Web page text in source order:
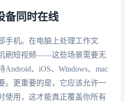
备同时在线
手机。在电脑上处理工作文
刷短视频——这些场景需要无
、iOS、Windows、mac
。更重要的是，它应该允许一
使用，这才能真正覆盖你所有